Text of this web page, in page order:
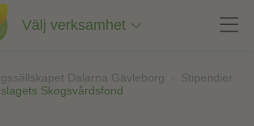
Välj verksamhet
Dalarna Gävleborg
Stipendier
Skogsvårdsfond